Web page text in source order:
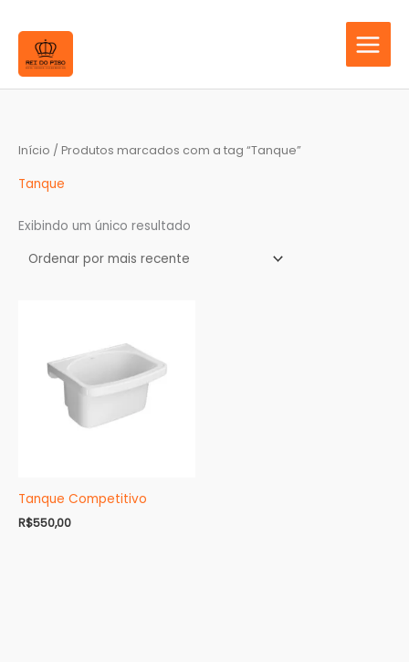
para
conteúdo
Início / Produtos marcados com a tag “Tanque”
Tanque
Exibindo um único resultado
Tanque Competitivo
R$550,00